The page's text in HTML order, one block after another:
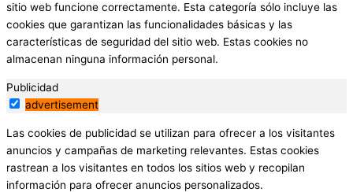
sitio web funcione correctamente. Esta categoría sólo incluye las
cookies que garantizan las funcionalidades básicas y las
características de seguridad del sitio web. Estas cookies no
almacenan ninguna información personal.
Publicidad
advertisement
Las cookies de publicidad se utilizan para ofrecer a los visitantes
anuncios y campañas de marketing relevantes. Estas cookies
rastrean a los visitantes en todos los sitios web y recopilan
información para ofrecer anuncios personalizados.